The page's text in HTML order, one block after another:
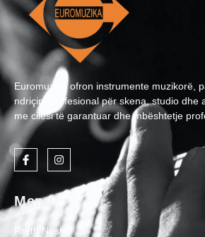
Euromuzika ofron instrumente muzikorë,
ndriçim profesional për skena, studio dhe
me cilësi të garantuar dhe mbështetje
Menu
Rreth Nesh